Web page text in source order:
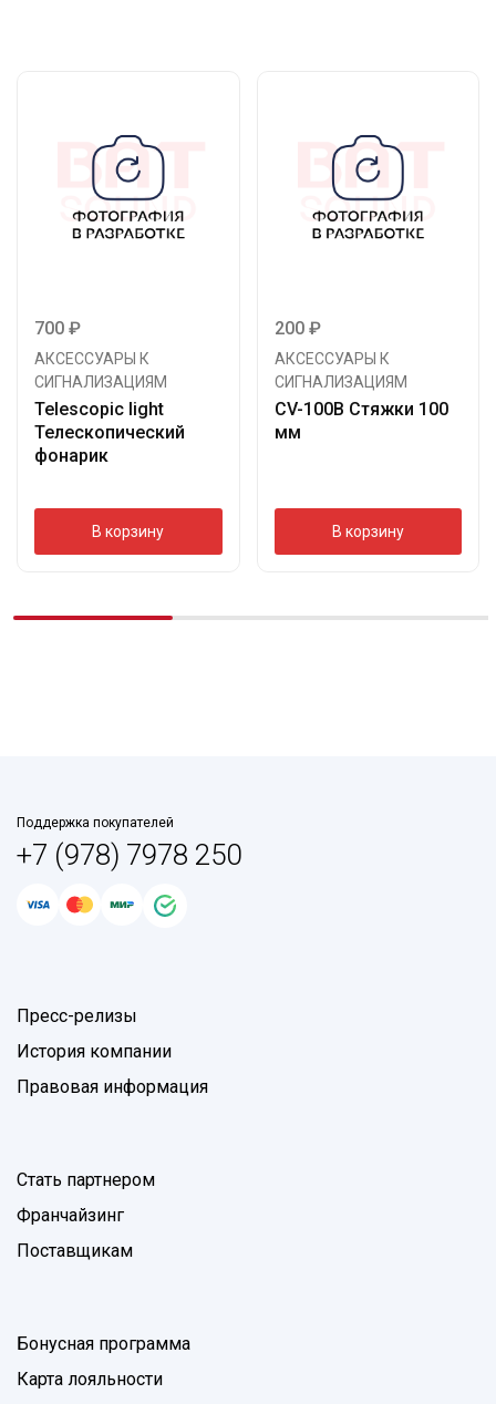
700 ₽
АКСЕССУАРЫ К
СИГНАЛИЗАЦИЯМ
Telescopic light
Телескопический
фонарик
В корзину
200 ₽
АКСЕССУАРЫ К
СИГНАЛИЗАЦИЯМ
CV-100B Стяжки 100
мм
В корзину
Поддержка покупателей
+7 (978) 7978 250
Пресс-релизы
История компании
Правовая информация
Стать партнером
Франчайзинг
Поставщикам
Бонусная программа
Карта лояльности